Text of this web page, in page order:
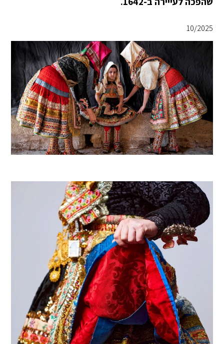
10/2025